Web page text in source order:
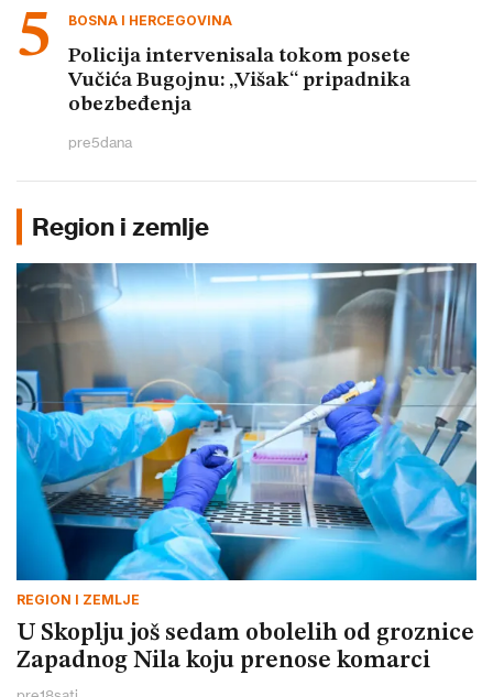
BOSNA I HERCEGOVINA
Policija intervenisala tokom posete
Vučića Bugojnu: „Višak“ pripadnika
obezbeđenja
pre5dana
Region i zemlje
REGION I ZEMLJE
U Skoplju još sedam obolelih od groznice
Zapadnog Nila koju prenose komarci